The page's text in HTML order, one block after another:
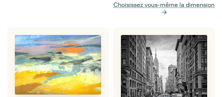
Choisissez vous-même la dimension